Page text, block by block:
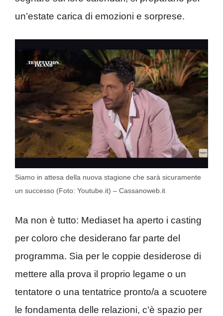
un’estate carica di emozioni e sorprese.
Siamo in attesa della nuova stagione che sarà sicuramente
un successo (Foto: Youtube.it) – Cassanoweb.it
Ma non è tutto: Mediaset ha aperto i casting
per coloro che desiderano far parte del
programma. Sia per le coppie desiderose di
mettere alla prova il proprio legame o un
tentatore o una tentatrice pronto/a a scuotere
le fondamenta delle relazioni, c’è spazio per